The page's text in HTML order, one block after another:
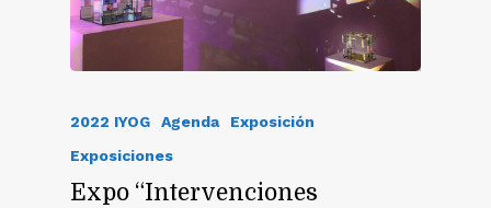
2022 IYOG Agenda
Exposición
Exposiciones
Expo “Intervenciones